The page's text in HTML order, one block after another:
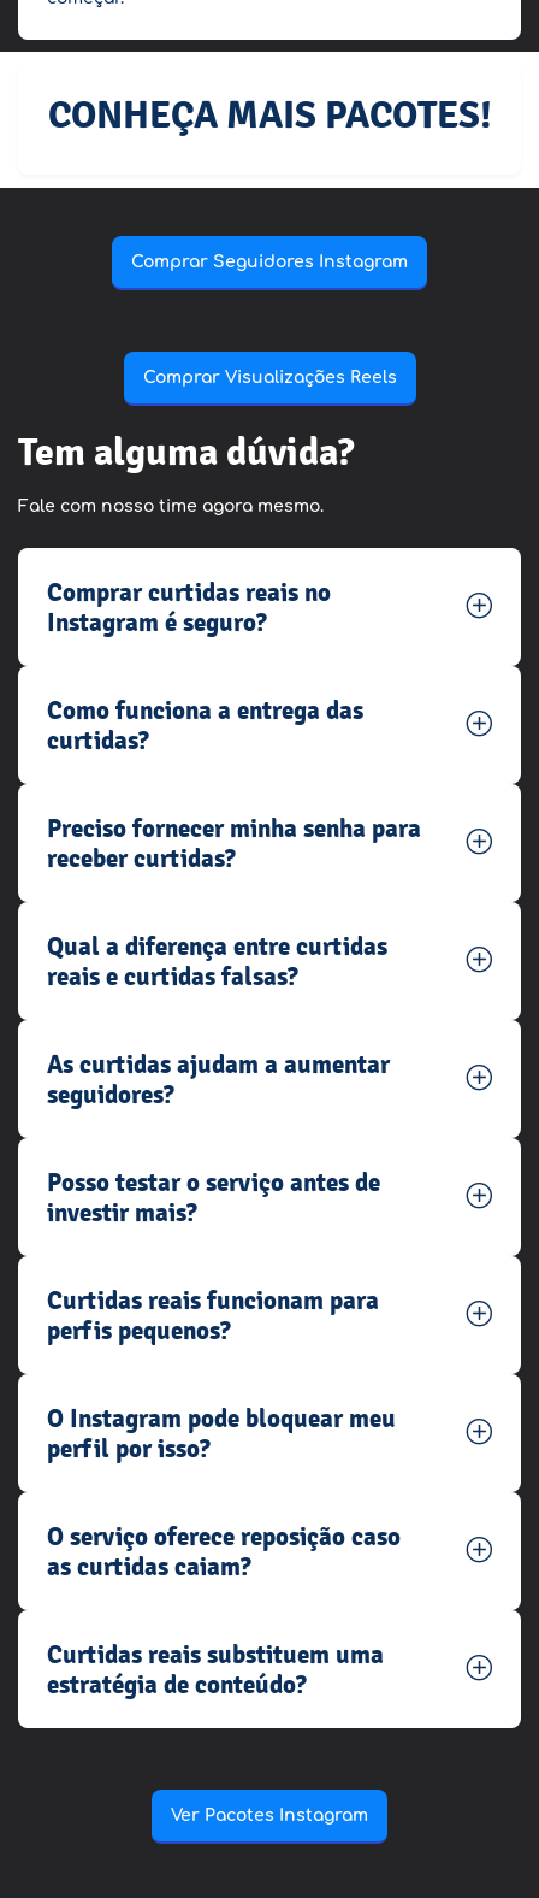
CONHEÇA MAIS PACOTES!
Comprar Seguidores Instagram
Comprar Visualizações Reels
Tem alguma dúvida?
Fale com nosso time agora mesmo.
Comprar curtidas reais no
Instagram é seguro?
Como funciona a entrega das
curtidas?
Preciso fornecer minha senha para
receber curtidas?
Qual a diferença entre curtidas
reais e curtidas falsas?
As curtidas ajudam a aumentar
seguidores?
Posso testar o serviço antes de
investir mais?
Curtidas reais funcionam para
perfis pequenos?
O Instagram pode bloquear meu
perfil por isso?
O serviço oferece reposição caso
as curtidas caiam?
Curtidas reais substituem uma
estratégia de conteúdo?
Ver Pacotes Instagram